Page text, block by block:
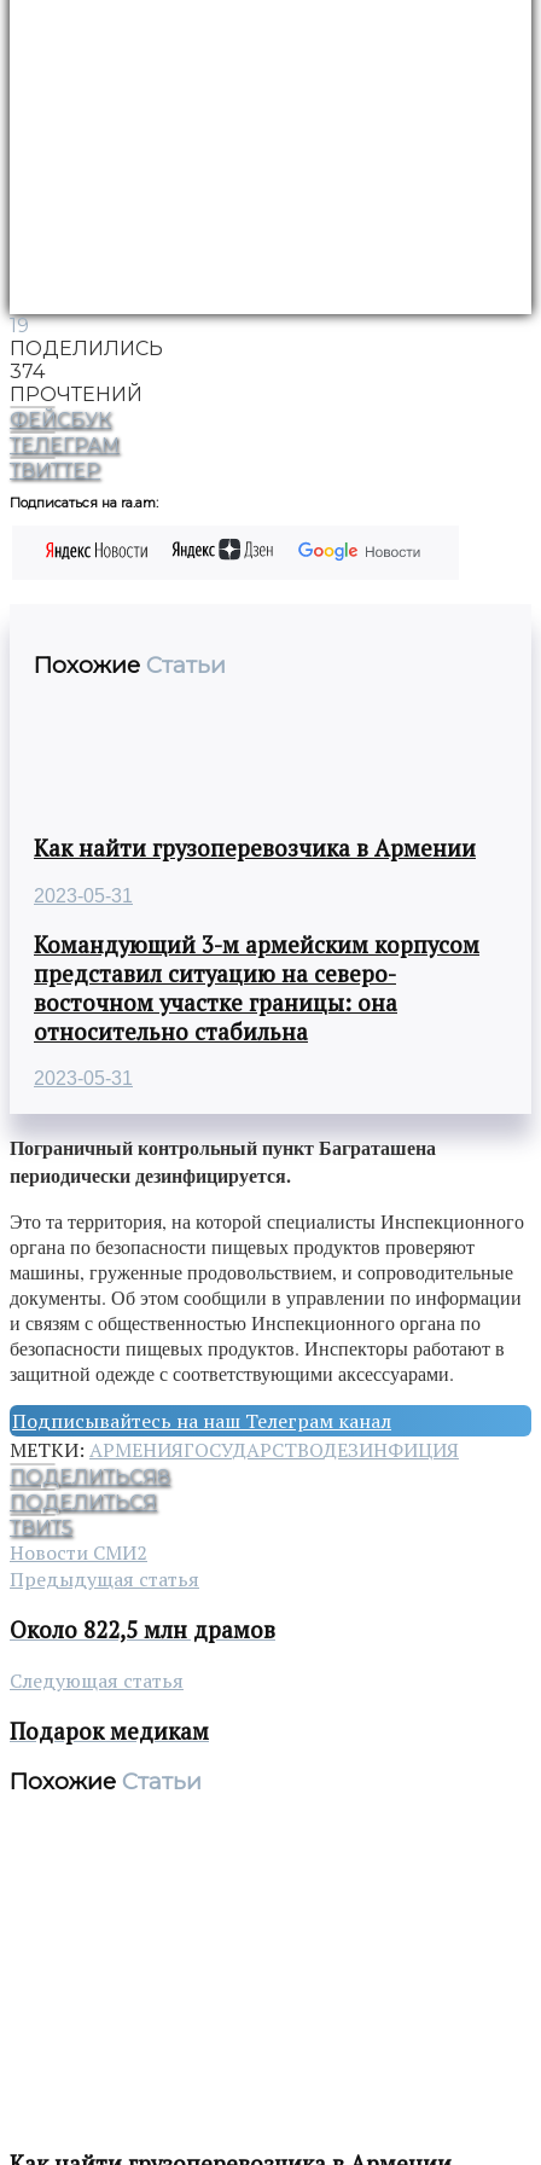
19
ПОДЕЛИЛИСЬ
374
ПРОЧТЕНИЙ
ФЕЙСБУК
ТЕЛЕГРАМ
ТВИТТЕР
Подписаться на ra.am:
Похожие Статьи
Как найти грузоперевозчика в Армении
2023-05-31
Командующий 3-м армейским корпусом
представил ситуацию на северо-
восточном участке границы: она
относительно стабильна
2023-05-31
Пограничный контрольный пункт Баграташена
периодически дезинфицируется.
Это та территория, на которой специалисты Инспекционного
органа по безопасности пищевых продуктов проверяют
машины, груженные продовольствием, и сопроводительные
документы. Об этом сообщили в управлении по информации
и связям с общественностью Инспекционного органа по
безопасности пищевых продуктов. Инспекторы работают в
защитной одежде с соответствующими аксессуарами.
Подписывайтесь на наш Телеграм канал
МЕТКИ: АРМЕНИЯГОСУДАРСТВОДЕЗИНФИЦИЯ
ПОДЕЛИТЬСЯ8
ПОДЕЛИТЬСЯ
ТВИТ5
Новости СМИ2
Предыдущая статья
Около 822,5 млн драмов
Следующая статья
Подарок медикам
Похожие Статьи